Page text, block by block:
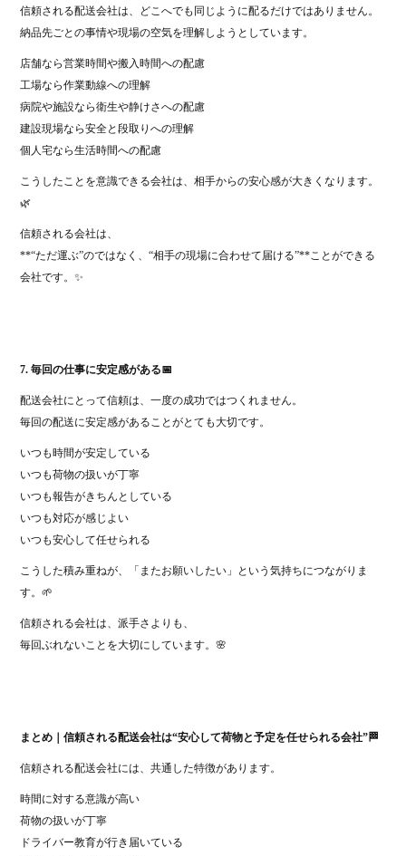
信頼される配送会社は、どこへでも同じように配るだけではありません。
納品先ごとの事情や現場の空気を理解しようとしています。
店舗なら営業時間や搬入時間への配慮
工場なら作業動線への理解
病院や施設なら衛生や静けさへの配慮
建設現場なら安全と段取りへの理解
個人宅なら生活時間への配慮
こうしたことを意識できる会社は、相手からの安心感が大きくなります。
🌿
信頼される会社は、
**“ただ運ぶ”のではなく、“相手の現場に合わせて届ける”**ことができる
会社です。✨
7. 毎回の仕事に安定感がある📅
配送会社にとって信頼は、一度の成功ではつくれません。
毎回の配送に安定感があることがとても大切です。
いつも時間が安定している
いつも荷物の扱いが丁寧
いつも報告がきちんとしている
いつも対応が感じよい
いつも安心して任せられる
こうした積み重ねが、「またお願いしたい」という気持ちにつながりま
す。🌱
信頼される会社は、派手さよりも、
毎回ぶれないことを大切にしています。🌸
まとめ｜信頼される配送会社は“安心して荷物と予定を任せられる会社”🏁
信頼される配送会社には、共通した特徴があります。
時間に対する意識が高い
荷物の扱いが丁寧
ドライバー教育が行き届いている